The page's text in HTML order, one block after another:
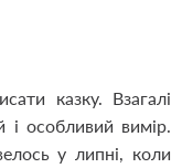
казку. Взагалі
і особливий вимір.
у липні, коли